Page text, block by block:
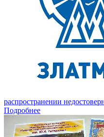
распространении
Подробнее